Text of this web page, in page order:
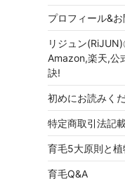
プロフィール&
リジュン
Amazon,楽天,公
訣!
初めにお読みく
特定商取引法記
育毛5大原則と
育毛Q&A